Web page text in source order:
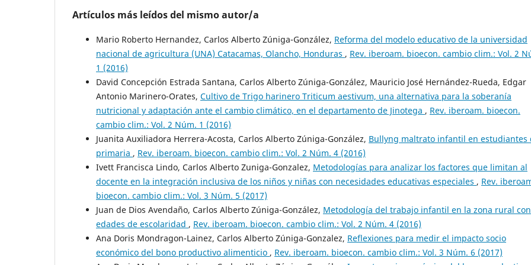
Artículos más leídos del mismo autor/a
Mario Roberto Hernandez, Carlos Alberto Zúniga-González, Reforma del modelo educativo de la universidad
nacional de agricultura (UNA) Catacamas, Olancho, Honduras , Rev. iberoam. bioecon. cambio clim.: Vol. 2
1 (2016)
David Concepción Estrada Santana, Carlos Alberto Zúniga-González, Mauricio José Hernández-Rueda, Edgar
Antonio Marinero-Orates, Cultivo de Trigo harinero Triticum aestivum, una alternativa para la soberanía
nutricional y adaptación ante el cambio climático, en el departamento de Jinotega , Rev. iberoam. bioecon.
cambio clim.: Vol. 2 Núm. 1 (2016)
Juanita Auxiliadora Herrera-Acosta, Carlos Alberto Zúniga-González, Bullyng maltrato infantil en estudiantes
primaria , Rev. iberoam. bioecon. cambio clim.: Vol. 2 Núm. 4 (2016)
Ivett Francisca Lindo, Carlos Alberto Zuniga-Gonzalez, Metodologías para analizar los factores que limitan al
docente en la integración inclusiva de los niños y niñas con necesidades educativas especiales , Rev.
bioecon. cambio clim.: Vol. 3 Núm. 5 (2017)
Juan de Dios Avendaño, Carlos Alberto Zúniga-González, Metodología del trabajo infantil en la zona rural con
edades de escolaridad , Rev. iberoam. bioecon. cambio clim.: Vol. 2 Núm. 4 (2016)
Ana Doris Mondragon-Lainez, Carlos Alberto Zúniga-Gonzalez, Reflexiones para medir el impacto socio
económico del bono productivo alimenticio , Rev. iberoam. bioecon. cambio clim.: Vol. 3 Núm. 6 (2017)